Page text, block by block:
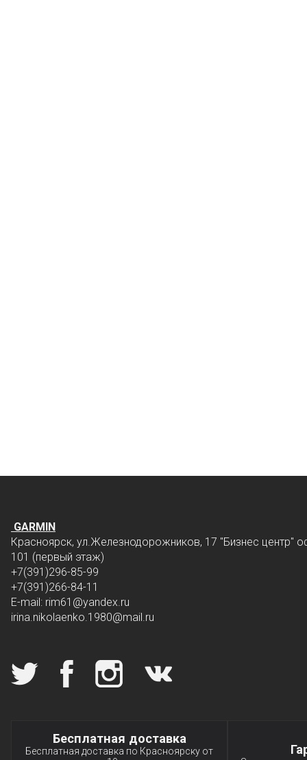
GARMIN
Красноярск, ул.Железнодорожников, 17 "Бизнес центр"
101 (первый этаж)
+7(391)296-85-99
+7(391)266-84-11
E-mail: rim61 @yandex.ru
irina.nikolaenko.1980@mail.ru
Мы в социальных сетях
Специальные условия
Бесплатная доставка
Бесплатная доставка по Красноярску от